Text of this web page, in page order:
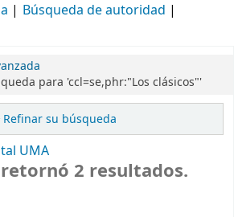
Búsqueda de autoridad
para 'ccl=se,phr:"Los clásicos"'
Refinar su búsqueda
UMA
2 resultados.